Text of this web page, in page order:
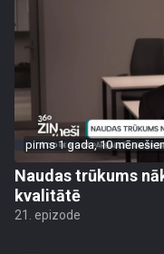
pirms 1 gada, 10
Naudas trūkums
kvalitātē
21. epizode